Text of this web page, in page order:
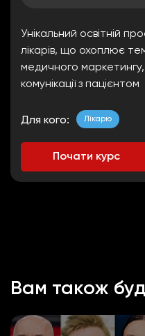
Унікальний освітній
лікарів, що охоплює
медичного
комунікації з пацієнтом
Для кого: Лікарю
Почати курс
Вам також